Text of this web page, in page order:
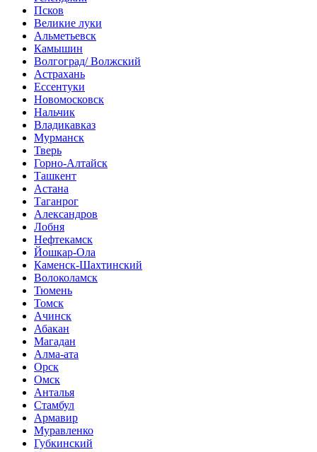
Псков
Великие луки
Альметьевск
Камышин
Волгоград/ Волжский
Астрахань
Ессентуки
Новомосковск
Нальчик
Владикавказ
Мурманск
Тверь
Горно-Алтайск
Ташкент
Астана
Таганрог
Александров
Лобня
Нефтекамск
Йошкар-Ола
Каменск-Шахтинский
Волоколамск
Тюмень
Томск
Ачинск
Абакан
Магадан
Алма-ата
Орск
Омск
Анталья
Стамбул
Армавир
Муравленко
Губкинский